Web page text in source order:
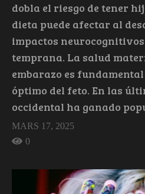
dobla el riesgo de tener
dieta puede afectar al
impactos
temprana. La salud
embarazo es
óptimo del feto. En las
occidental ha ganado
MARS 17, 2025
0